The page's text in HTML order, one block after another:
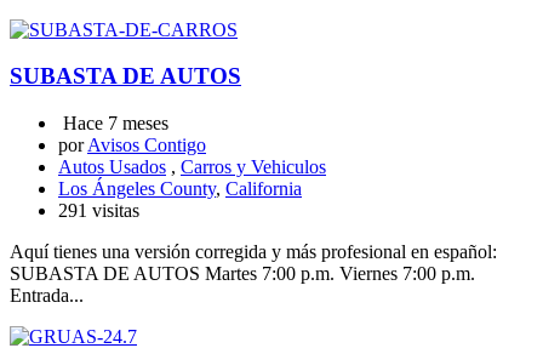
SUBASTA DE AUTOS
Hace 7 meses
porAvisos Contigo
Autos Usados , Carros y Vehiculos
Los Ángeles County, California
291 visitas
Aquí tienes una versión corregida y más profesional en español:
SUBASTA DE AUTOS Martes 7:00 p.m. Viernes 7:00 p.m.
Entrada...